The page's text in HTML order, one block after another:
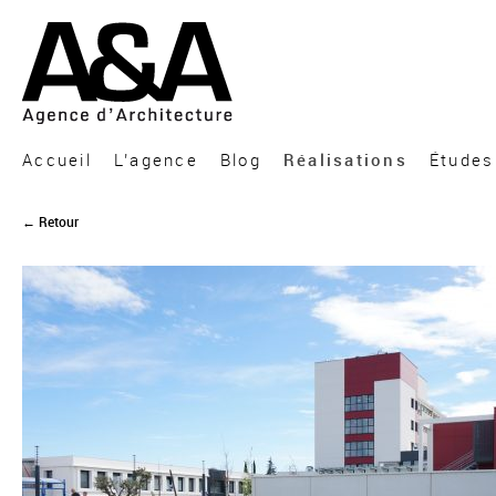
Accueil L’agence Blog Réalisations Études
← Retour